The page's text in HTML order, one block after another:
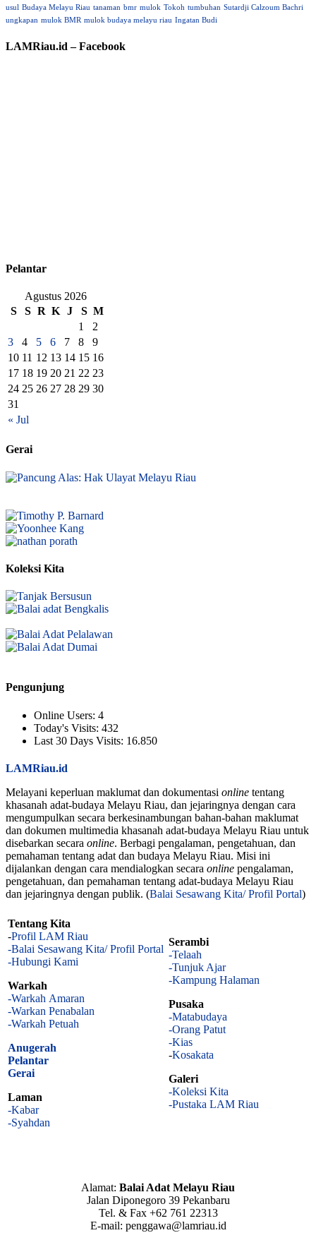
usul Budaya Melayu Riau tanaman bmr mulok Tokoh tumbuhan Sutardji Calzoum Bachri
ungkapan mulok BMR mulok budaya melayu riau Ingatan Budi
LAMRiau.id – Facebook
Pelantar
Agustus 2026
S
S R K J S M
« Jul
1
2
3
4 5 6 7 8
9
10 11 12 13 14 15 16
17 18 19 20 21 22 23
24 25 26 27 28 29 30
31
Gerai
Koleksi Kita
Pengunjung
Online Users: 4
Today's Visits: 432
Last 30 Days Visits: 16.850
LAMRiau.id
Melayani keperluan maklumat dan dokumentasi online tentang
khasanah adat-budaya Melayu Riau, dan jejaringnya dengan cara
mengumpulkan secara berkesinambungan bahan-bahan maklumat
dan dokumen multimedia khasanah adat-budaya Melayu Riau untuk
disebarkan secara online. Berbagi pengalaman, pengetahuan, dan
pemahaman tentang adat dan budaya Melayu Riau. Misi ini
dijalankan dengan cara mendialogkan secara online pengalaman,
pengetahuan, dan pemahaman tentang adat-budaya Melayu Riau
dan jejaringnya dengan publik. (Balai Sesawang Kita/ Profil Portal)
Tentang Kita
-Profil LAM Riau
-Balai Sesawang Kita/ Profil Portal
-Hubungi Kami
Warkah
-Warkah Amaran
-Warkan Penabalan
-Warkah Petuah
Anugerah
Pelantar
Gerai
Laman
-Kabar
-Syahdan
Serambi
-Telaah
-Tunjuk Ajar
-Kampung Halaman
Pusaka
-Matabudaya
-Orang Patut
-Kias
-Kosakata
Galeri
-Koleksi Kita
-Pustaka LAM Riau
Alamat: Balai Adat Melayu Riau
Jalan Diponegoro 39 Pekanbaru
Tel. & Fax +62 761 22313
E-mail: penggawa@lamriau.id